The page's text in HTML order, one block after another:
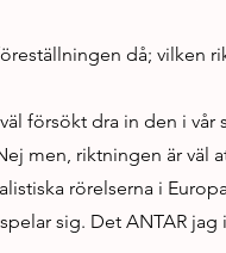
då; vilken
försökt dra in den i
men, riktningen är väl
rörelserna i
sig. Det ANTAR jag